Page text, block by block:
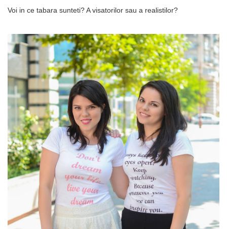
Voi in ce tabara sunteti? A visatorilor sau a realistilor?